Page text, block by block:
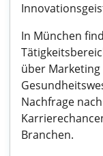
In München
über
Nachfrage
Branchen.